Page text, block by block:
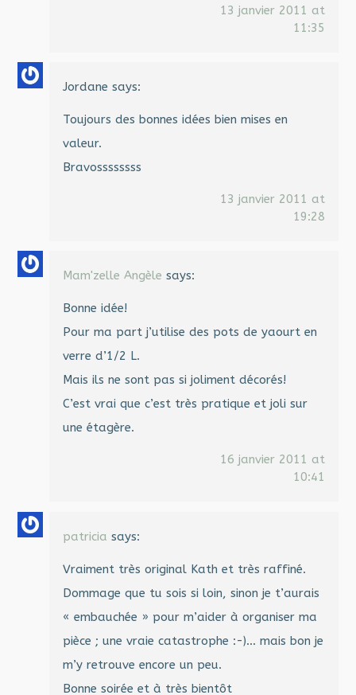
13 janvier 2011 at
11:35
Jordane says:
Toujours des bonnes idées bien mises en
valeur.
Bravossssssss
13 janvier 2011 at
19:28
Mam'zelle Angèle says:
Bonne idée!
Pour ma part j’utilise des pots de yaourt en
verre d’1/2 L.
Mais ils ne sont pas si joliment décorés!
C’est vrai que c’est très pratique et joli sur
une étagère.
16 janvier 2011 at
10:41
patricia says:
Vraiment très original Kath et très raffiné.
Dommage que tu sois si loin, sinon je t’aurais
« embauchée » pour m’aider à organiser ma
pièce ; une vraie catastrophe :-)… mais bon je
m’y retrouve encore un peu.
Bonne soirée et à très bientôt